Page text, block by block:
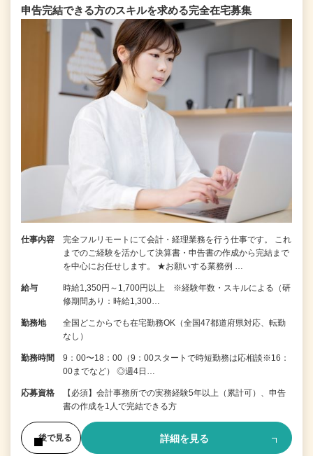
申告完結できる⽅のスキルを求める完全在宅募集
仕事内容
完全フルリモートにて会計・経理業務を行う仕事です。 これ
までのご経験を活かして決算書・申告書の作成から完結まで
を中⼼にお任せします。 ★お願いする業務例 …
給与
時給1,350円～1,700円以上 ※経験年数・スキルによる（研
修期間あり：時給1,300…
勤務地
全国どこからでも在宅勤務OK（全国47都道府県対応、転勤
なし）
勤務時間
9：00〜18：00（9：00スタートで時短勤務は応相談※16：
00までなど） ◎週4日…
応募資格
【必須】会計事務所での実務経験5年以上（累計可）、申告
書の作成を1人で完結できる方
後で見る 詳細を見る